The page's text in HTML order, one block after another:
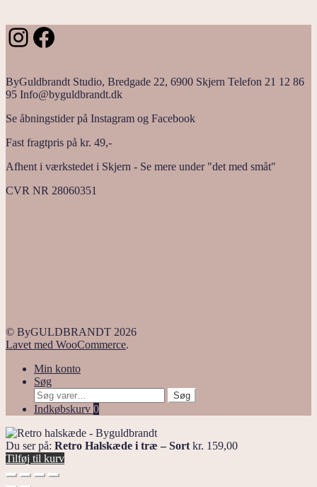
Instagram
Facebook
ByGuldbrandt Studio, Bredgade 22, 6900 Skjern Telefon 21 12 86
95 Info@byguldbrandt.dk
Se åbningstider på Instagram og Facebook
Fast fragtpris på kr. 49,-
Afhent i værkstedet i Skjern - Se mere under "det med småt"
CVR NR 28060351
© ByGULDBRANDT 2026
Lavet med WooCommerce.
Min konto
Søg
Søg
efter:
Søg
Indkøbskurv 0
Du ser på: Retro Halskæde i træ – Sort kr. 159,00
Tilføj til kurv